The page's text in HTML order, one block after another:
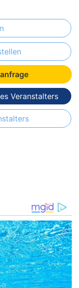
Veranstalters